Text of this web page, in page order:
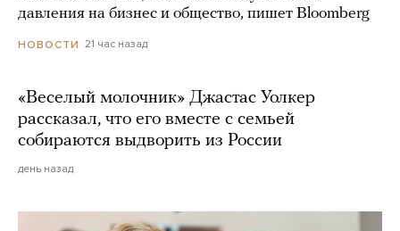
давления на бизнес и общество, пишет Bloomberg
НОВОСТИ 21 час назад
«Веселый молочник» Джастас Уолкер
рассказал, что его вместе с семьей
собираются выдворить из России
день назад